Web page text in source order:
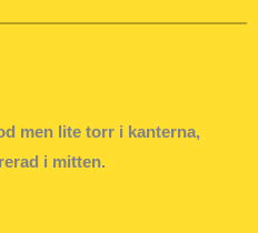
men lite torr i kanterna,
i mitten.